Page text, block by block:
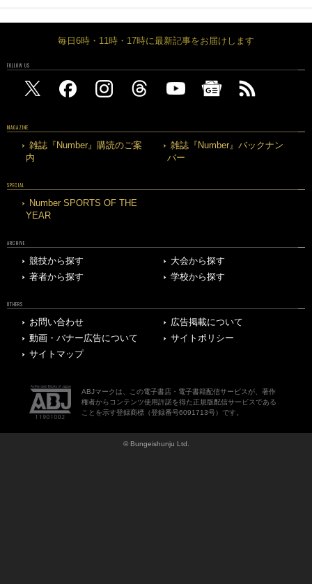
毎日6時・11時・17時に最新記事をお届けします
FOLLOW US
MAGAZINE
雑誌『Number』購読のご案
内
雑誌『Number』バックナン
バー
SPECIAL
Number SPORTS OF THE
YEAR
ARCHIVE
競技から探す
大会から探す
著者から探す
学校から探す
OTHERS
お問い合わせ
広告掲載について
動画・バナー広告について
サイトポリシー
サイトマップ
ABJマークは、この電子書店・電子書籍配信サービスが、著作
権者からコンテンツ使用許諾を得た正規版配信サービスである
ことを示す登録商標（登録番号6091713号）です。
© Bungeishunju Ltd.